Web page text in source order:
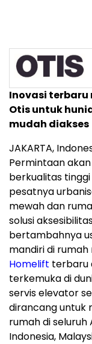
Inovasi
Otis untuk
mudah diakses
JAKARTA,
Permintaanakan
berkualitas
pesatnya
mewah dan
solusi
bertambahnya
mandiri di rumah
Homelift terbaru
terkemuka di
servis elevator
dirancang untuk
rumah di seluruh
Indonesia,